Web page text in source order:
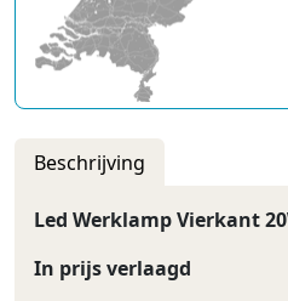
Beschrijving
Led Werklamp Vierkant
In prijs verlaagd